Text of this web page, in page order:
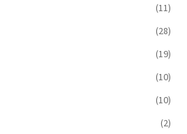
(11)
(28)
(19)
(10)
(10)
(2)